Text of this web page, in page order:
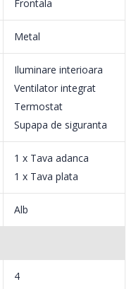
Frontala
Metal
Iluminare interioara
Ventilator integrat
Termostat
Supapa de siguranta
1 x Tava adanca
1 x Tava plata
Alb
4